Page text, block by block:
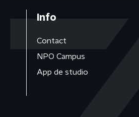
Info
Contact
NPO Campus
App de studio